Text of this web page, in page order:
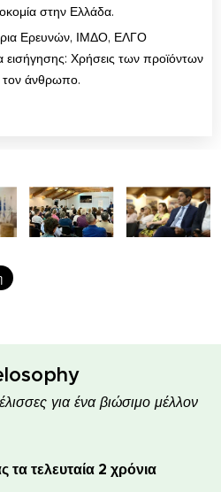
στην Ελλάδα.
Ερευνών, ΙΜΔΟ, ΕΛΓΟ
Χρήσεις των προϊόντων
τον άνθρωπο.
για ένα βιώσιμο μέλλον
τα τελευταία 2 χρόνια